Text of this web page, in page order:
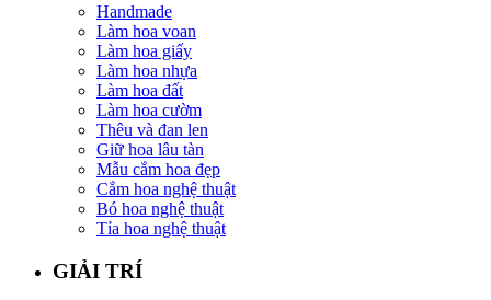
Handmade
Làm hoa voan
Làm hoa giấy
Làm hoa nhựa
Làm hoa đất
Làm hoa cườm
Thêu và đan len
Giữ hoa lâu tàn
Mẫu cắm hoa đẹp
Cắm hoa nghệ thuật
Bó hoa nghệ thuật
Tỉa hoa nghệ thuật
GIẢI TRÍ